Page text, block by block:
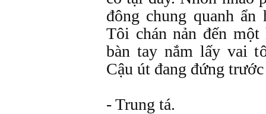
đông chung quanh
Tôi chán nản đến
bàn tay nắm lấy vai
Cậu út đang đứng
- Trung tá.